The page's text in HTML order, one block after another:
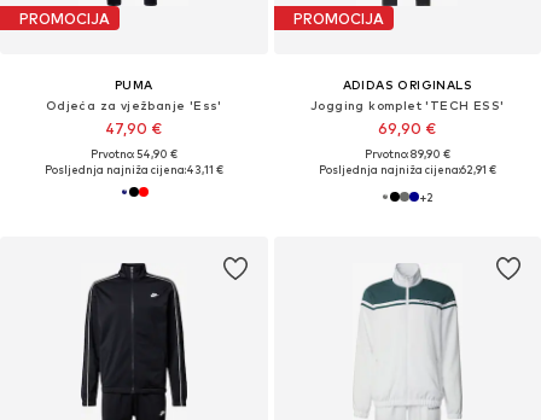
PROMOCIJA
PUMA
Odjeća za vježbanje 'Ess'
47,90 €
Prvotno: 54,90 €
Posljednja najniža cijena:43,11 €
PROMOCIJA
ADIDAS ORIGINALS
Jogging komplet 'TECH ESS'
69,90 €
Prvotno: 89,90 €
Posljednja najniža cijena:62,91 €
+2